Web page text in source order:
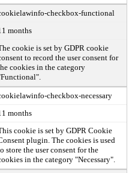
checkbox-functional
months
cookie is set by GDPR cookie
to record the user consent for
cookies in the category
checkbox-necessary
months
cookie is set by GDPR Cookie
plugin. The cookies is used
store the user consent for the
in the category "Necessary".